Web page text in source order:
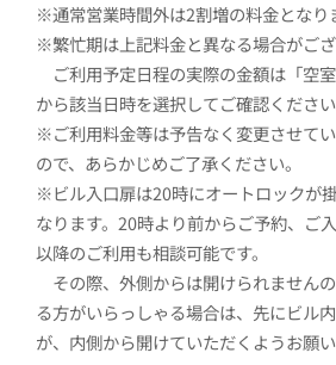
※通常営業時間外は2割増の料金となり
※繁忙期は上記料金と異なる場合がござ
ご利用予定日程の実際の金額は「空
から該当日時を選択してご確認ください
※ご利用料金等は予告なく変更させて
ので、あらかじめご了承ください。
※ビル入口扉は20時にオートロックが
なります。20時より前からご予約、ご
以降のご利用も相談可能です。
その際、外側からは開けられません
る方がいらっしゃる場合は、先にビル
が、内側から開けていただくようお願い